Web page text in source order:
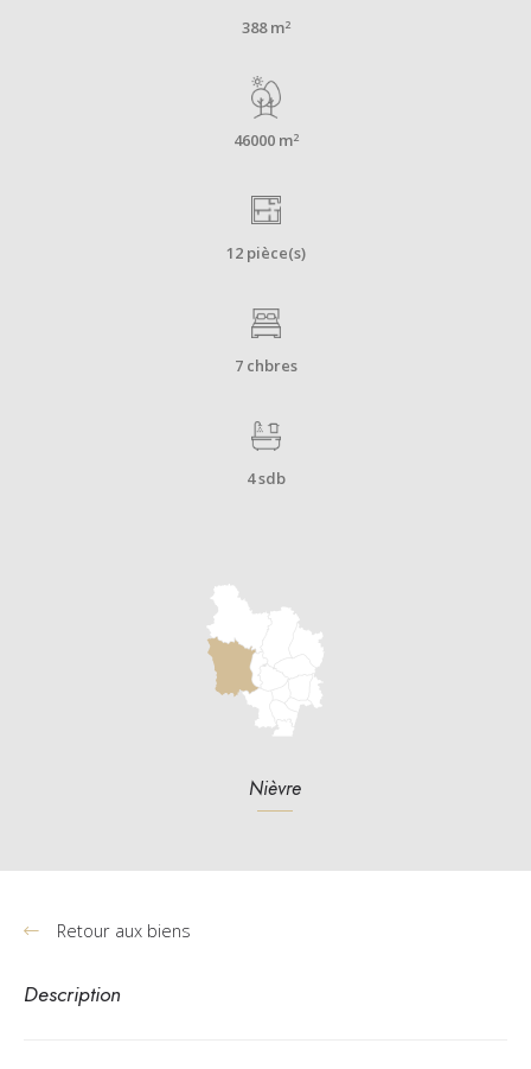
388 m2
46000 m2
12 pièce(s)
7 chbres
4 sdb
Nièvre
Retour aux biens
Description